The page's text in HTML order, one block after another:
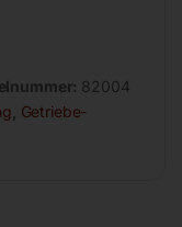
82004
Getriebe-